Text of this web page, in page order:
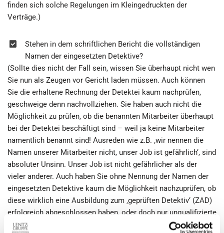
finden sich solche Regelungen im Kleingedruckten der
Verträge.)
Stehen in dem schriftlichen Bericht die vollständigen
Namen der eingesetzten Detektive?
(Sollte dies nicht der Fall sein, wissen Sie überhaupt nicht wen
Sie nun als Zeugen vor Gericht laden müssen. Auch können
Sie die erhaltene Rechnung der Detektei kaum nachprüfen,
geschweige denn nachvollziehen. Sie haben auch nicht die
Möglichkeit zu prüfen, ob die benannten Mitarbeiter überhaupt
bei der Detektei beschäftigt sind – weil ja keine Mitarbeiter
namentlich benannt sind! Ausreden wie z.B. ‚wir nennen die
Namen unserer Mitarbeiter nicht, unser Job ist gefährlich‘, sind
absoluter Unsinn. Unser Job ist nicht gefährlicher als der
vieler anderer. Auch haben Sie ohne Nennung der Namen der
eingesetzten Detektive kaum die Möglichkeit nachzuprüfen, ob
diese wirklich eine Ausbildung zum ‚geprüften Detektiv‘ (ZAD)
erfolgreich abgeschlossen haben, oder doch nur unqualifizierte
und nur oberflächlich eingearbeitete Mitarbeiter /